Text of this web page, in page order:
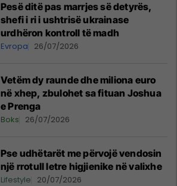
Pesë ditë pas marrjes së detyrës,
shefi i ri i ushtrisë ukrainase
urdhëron kontroll të madh
Evropa 26/07/2026
Vetëm dy raunde dhe miliona euro
në xhep, zbulohet sa fituan Joshua
e Prenga
Boks 26/07/2026
Pse udhëtarët me përvojë vendosin
një rrotull letre higjienike në valixhe
Lifestyle 20/07/2026